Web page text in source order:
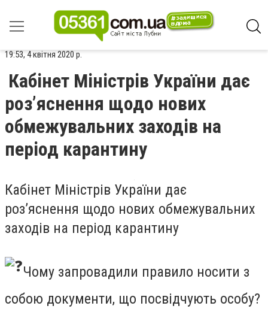
19:53, 4 квітня 2020 р.
️Кабінет Міністрів України дає
роз’яснення щодо нових
обмежувальних заходів на
період карантину
️Кабінет Міністрів України дає
роз’яснення щодо нових обмежувальних
заходів на період карантину
Чому запровадили правило носити з
собою документи, що посвідчують особу?